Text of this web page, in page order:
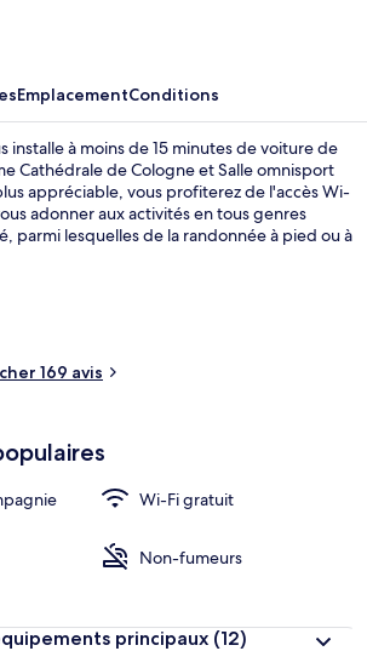
EmplacementConditions
installe à moins de 15 minutes de voiture de
Cathédrale de Cologne et Salle omnisport
appréciable, vous profiterez de l'accès Wi-
adonner aux activités en tous genres
parmi lesquelles de la randonnée à pied ou à
jardin. Sympa non ? Les autres voyageurs
Les transports publics se situent à
: Arrêt de tram Rodenkirchen est à 9 min
Lübke Ufer, à 11 min.
169 avis
Wi-Fi gratuit
Non-fumeurs
principaux (12)